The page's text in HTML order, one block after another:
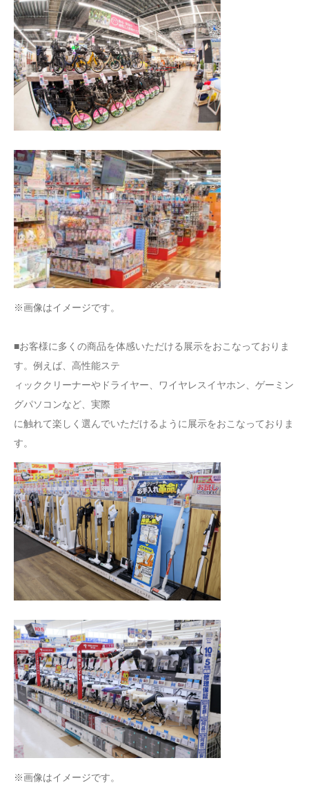
※画像はイメージです。
■お客様に多くの商品を体感いただける展示をおこなっておりま
す。例えば、高性能ステ
ィッククリーナーやドライヤー、ワイヤレスイヤホン、ゲーミン
グパソコンなど、実際
に触れて楽しく選んでいただけるように展示をおこなっておりま
す。
※画像はイメージです。